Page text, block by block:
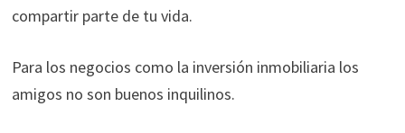
compartir parte de tu vida.
Para los negocios como la inversión inmobiliaria los
amigos no son buenos inquilinos.